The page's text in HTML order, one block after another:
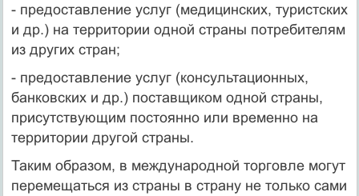
- предоставление услуг (медицинских, туристских
и др.) на терри­тории одной страны потребителям
из других стран;
- предоставление услуг (консультационных,
банковских и др.) по­ставщиком одной страны,
присутствующим постоянно или временно на
территории другой страны.
Таким образом, в международной торговле могут
перемещаться из страны в страну не только сами